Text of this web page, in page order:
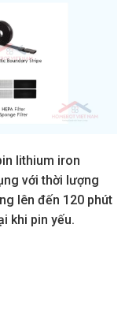
lithium iron
với thời lượng
lên đến 120 phút
khi pin yếu.